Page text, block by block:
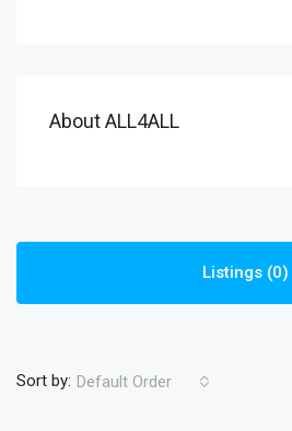
About ALL4ALL
Listings (0)
Sort by: Default Order